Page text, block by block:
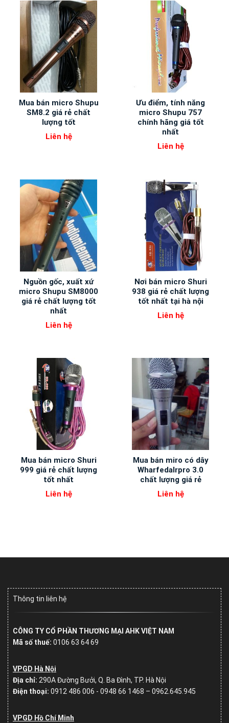
Mua bán micro Shupu
SM8.2 giá rẻ chất
lượng tốt
Liên hệ
Ưu điểm, tính năng
micro Shupu 757
chính hãng giá tốt
nhất
Liên hệ
Nguồn gốc, xuất xứ
micro Shupu SM8000
giá rẻ chất lượng tốt
nhất
Liên hệ
Nơi bán micro Shuri
938 giá rẻ chất lượng
tốt nhất tại hà nội
Liên hệ
Mua bán micro Shuri
999 giá rẻ chất lượng
tốt nhất
Liên hệ
Mua bán miro có dây
Wharfedalrpro 3.0
chất lượng giá rẻ
Liên hệ
Thông tin liên hệ
CÔNG TY CỔ PHẦN THƯƠNG MẠI AHK VIỆT NAM
Mã số thuế: 0106 63 64 69
VPGD Hà Nội
Địa chỉ: 290A Đường Bưởi, Q. Ba Đình, TP. Hà Nội
Điện thoại: 0912 486 006 - 0948 66 1468 – 0962.645.945
VPGD Hồ Chí Minh